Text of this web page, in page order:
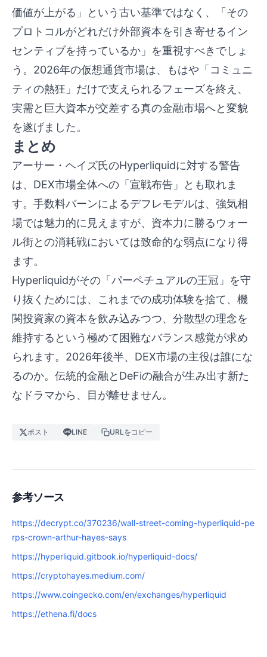
価値が上がる」という古い基準ではなく、「その
プロトコルがどれだけ外部資本を引き寄せるイン
センティブを持っているか」を重視すべきでしょ
う。2026年の仮想通貨市場は、もはや「コミュニ
ティの熱狂」だけで支えられるフェーズを終え、
実需と巨大資本が交差する真の金融市場へと変貌
を遂げました。
まとめ
アーサー・ヘイズ氏のHyperliquidに対する警告
は、DEX市場全体への「宣戦布告」とも取れま
す。手数料バーンによるデフレモデルは、強気相
場では魅力的に見えますが、資本力に勝るウォー
ル街との消耗戦においては致命的な弱点になり得
ます。
Hyperliquidがその「パーペチュアルの王冠」を守
り抜くためには、これまでの成功体験を捨て、機
関投資家の資本を飲み込みつつ、分散型の理念を
維持するという極めて困難なバランス感覚が求め
られます。2026年後半、DEX市場の主役は誰にな
るのか。伝統的金融とDeFiの融合が生み出す新た
なドラマから、目が離せません。
ポスト LINE URLをコピー
参考ソース
https://decrypt.co/370236/wall-street-coming-hyperliquid-pe
rps-crown-arthur-hayes-says
https://hyperliquid.gitbook.io/hyperliquid-docs/
https://cryptohayes.medium.com/
https://www.coingecko.com/en/exchanges/hyperliquid
https://ethena.fi/docs